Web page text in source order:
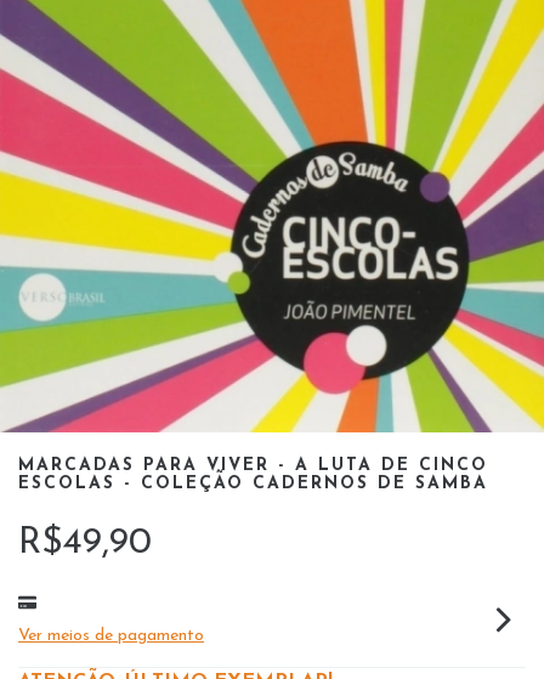
MARCADAS PARA VIVER - A LUTA DE CINCO
ESCOLAS - COLEÇÃO CADERNOS DE SAMBA
R$49,90
Ver meios de pagamento